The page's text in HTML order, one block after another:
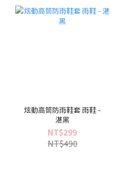
炫動高筒防雨鞋套 雨鞋 -
湛黑
NT$299
NT$490